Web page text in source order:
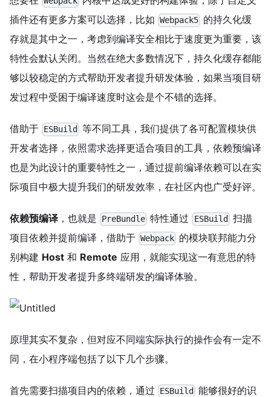
插件还有更多方案可以选择，比如 Webpack5 的持久化缓
存就是其中之一，考虑到编译安全相比于速度更为重要，该
特性会默认关闭。当然在绝大多数情况下，持久化缓存都能
够以较稳定的方式帮助开发者提升研发体验，如果当项目研
发过程中受困于编译速度时这会是个不错的选择。
借助于 ESBuild
等不同工具，我们提供了各可配置模块供
开发者选择，依照需求选择更适合项目的工具，依赖预编译
也是为此设计的重要特性之一，通过提前编译依赖可以在实
际项目中极大提升我们的研发效率，在社区内也广受好评。
依赖预编译 ，也就是 PreBundle 特性通过 ESBuild 扫描
项目依赖并提前编译，借助于 Webpack 的模块联邦能力分
别构建 Host 和 Remote 应用，就能实现这一有意思的特
性，帮助开发者提升多终端研发的编译体验。
原理其实不复杂，但对应不同端实际执行的操作会有一定不
同，在小程序端包括了以下几个步骤。
首先需要扫描项目内的依赖，通过 ESBuild
能够很好的识